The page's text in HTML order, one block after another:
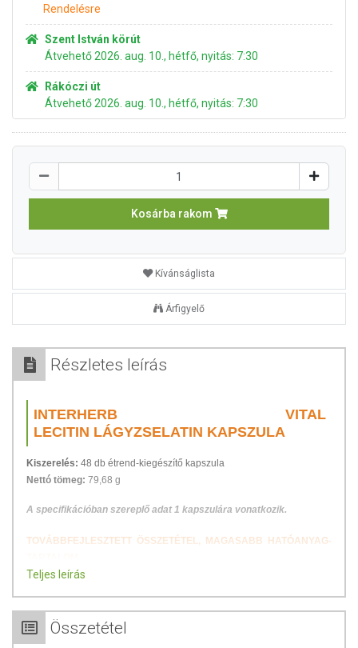
Rendelésre
Szent István körút
Átvehető 2026. aug. 10., hétfő, nyitás: 7:30
Rákóczi út
Átvehető 2026. aug. 10., hétfő, nyitás: 7:30
Kosárba rakom
Kívánságlista
Árfigyelő
Részletes leírás
INTERHERB VITAL
LECITIN LÁGYZSELATIN KAPSZULA
Kiszerelés: 48 db étrend-kiegészítő kapszula
Nettó tömeg: 79,68 g
A specifikációban szereplő adat 1 kapszulára vonatkozik.
TOVÁBBFEJLESZTETT ÖSSZETÉTEL, MAGASABB HATÓANYAG-
A testünk minden sejtje tartalmaz lecitint. A sejthártya és a fehérjék
egyik alkotóeleme. Jelentős mennyiségben található a
sejtmembránokban, az izmokban, az idegsejtekben és az agyban.
Ezek zavartalan működéséhez nélkülözhetetlen. A Lecitin összetevői
Teljes leírás
Összetétel